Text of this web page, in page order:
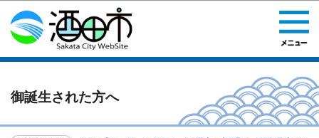
このページの本文へ移動
御誕生された方へ